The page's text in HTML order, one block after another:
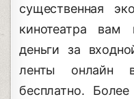
существенная
кинотеатра вам
деньги за
ленты онлайн
бесплатно.